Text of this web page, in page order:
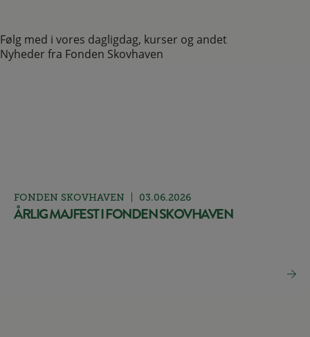
Følg med i vores dagligdag, kurser og andet
Nyheder fra Fonden Skovhaven
FONDEN SKOVHAVEN 03.06.2026
ÅRLIG MAJFEST I FONDEN SKOVHAVEN